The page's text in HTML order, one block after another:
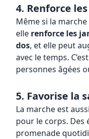
4. Renforce
Même si la
elle renforce les
dos, et elle peut
avec le temps.
personnes âgées
5. Favorise la
La marche est
pour le corps. Des
promenade